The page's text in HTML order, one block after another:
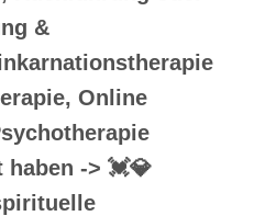
&
Online
-> 💓️💎